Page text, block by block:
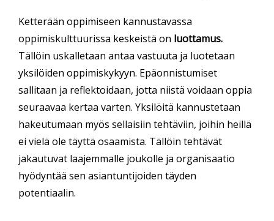
Ketterään oppimiseen kannustavassa
oppimiskulttuurissa keskeistä on luottamus.
Tällöin uskalletaan antaa vastuuta ja luotetaan
yksilöiden oppimiskykyyn. Epäonnistumiset
sallitaan ja reflektoidaan, jotta niistä voidaan oppia
seuraavaa kertaa varten. Yksilöitä kannustetaan
hakeutumaan myös sellaisiin tehtäviin, joihin heillä
ei vielä ole täyttä osaamista. Tällöin tehtävät
jakautuvat laajemmalle joukolle ja organisaatio
hyödyntää sen asiantuntijoiden täyden
potentiaalin.